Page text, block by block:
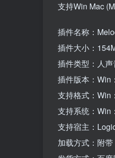
支持Win Mac
插件名称：
插件大小：
插件类型：人
插件版本：
支持格式：
支持系统：
支持宿主：
加载方式：附